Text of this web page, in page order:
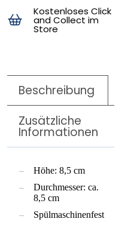
Kostenloses Click
and Collect im
Store
Beschreibung
Zusätzliche
Informationen
Höhe: 8,5 cm
Durchmesser: ca.
8,5 cm
Spülmaschinenfest